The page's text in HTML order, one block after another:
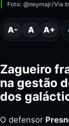
Foto: @neymajr/Via
A- A A+
Zagueiro
na gestão
dos
O defensor